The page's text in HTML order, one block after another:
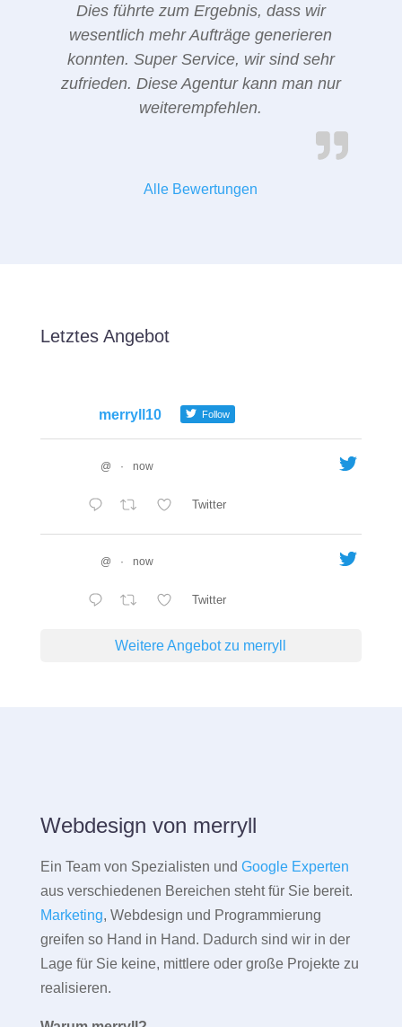
Dies führte zum Ergebnis, dass wir
wesentlich mehr Aufträge generieren
konnten. Super Service, wir sind sehr
zufrieden. Diese Agentur kann man nur
weiterempfehlen.
Alle Bewertungen
Letztes Angebot
merryll10 Follow
@ · now
Twitter
@ · now
Twitter
Weitere Angebot zu merryll
Webdesign von merryll
Ein Team von Spezialisten und Google Experten
aus verschiedenen Bereichen steht für Sie bereit.
Marketing, Webdesign und Programmierung
greifen so Hand in Hand. Dadurch sind wir in der
Lage für Sie keine, mittlere oder große Projekte zu
realisieren.